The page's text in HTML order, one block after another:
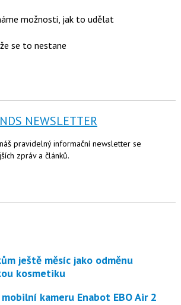
možnosti, jak to udělat
se to nestane
NEWSLETTER
pravidelný informační newsletter se
zpráv a článků.
kosmetiku
mobilní kameru Enabot EBO Air 2